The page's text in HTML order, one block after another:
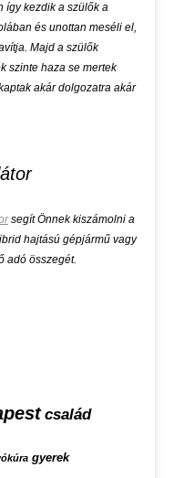
így kezdik a szülők a
és unottan meséli el,
Majd a szülők
szinte haza se mertek
akár dolgozatra akár
segít Önnek kiszámolni a
hajtású gépjármű vagy
adó összegét.
család
gyerek